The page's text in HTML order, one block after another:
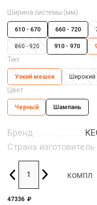
Ширина системы (мм)
610 - 670 660 - 720
860 - 920 910 - 970
Тип
Узкий мешок
Цвет
Черный Шампань
Бренд
Страна изготовитель
компл
47336 ₽